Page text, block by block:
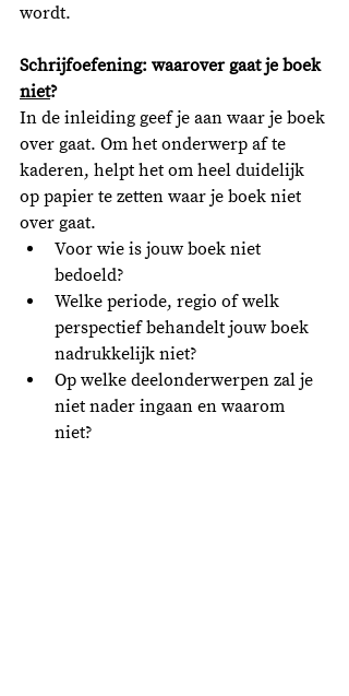
wordt.
Schrijfoefening: waarover gaat je boek
niet?
In de inleiding geef je aan waar je boek
over gaat. Om het onderwerp af te
kaderen, helpt het om heel duidelijk
op papier te zetten waar je boek niet
over gaat.
Voor wie is jouw boek niet
bedoeld?
Welke periode, regio of welk
perspectief behandelt jouw boek
nadrukkelijk niet?
Op welke deelonderwerpen zal je
niet nader ingaan en waarom
niet?